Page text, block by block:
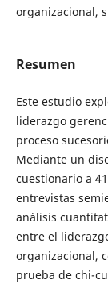
organizacional,
Resumen
Este estudio
liderazgo
proceso
Mediante un
cuestionario a
entrevistas
análisis
entre el
organizacional,
prueba de chi-